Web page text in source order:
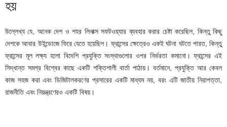
হয়
উল্লেখ্য যে, অনেক দেশ ও শহর লিনাক্স সফটওয়্যার ব্যবহার করার চেষ্টা করেছিল, কিন্তু কিছু
দেশকে আবার উইন্ডোজে ফিরে যেতে হয়েছিল। ফ্রান্সের ক্ষেত্রেও একই ঘটনা ঘটতে পারত, কিন্তু
ফ্রান্সের মূল লক্ষ্য হলো বিদেশি প্রযুক্তি সংস্থাগুলোর ওপর নির্ভরতা কমানো। ফ্রান্সের এই
সিদ্ধান্ত সমগ্র বিশ্বের কাছে একটি শক্তিশালী বার্তা পাঠায়। বর্তমানে, প্রযুক্তি আর কেবল
কাজ সহজ করা এবং ডিজিটালকরণের প্রসারের একটি মাধ্যম নয়, বরং এটি জাতীয় নিরাপত্তা,
রাজনীতি এবং নিয়ন্ত্রণেরও একটি বিষয়।